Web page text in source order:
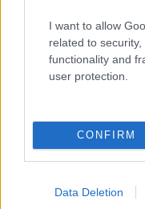
I want to allow
related to
functionality and
user protection.
CONFIRM
Data Deletion
ναυάγιο
σαν σημερα